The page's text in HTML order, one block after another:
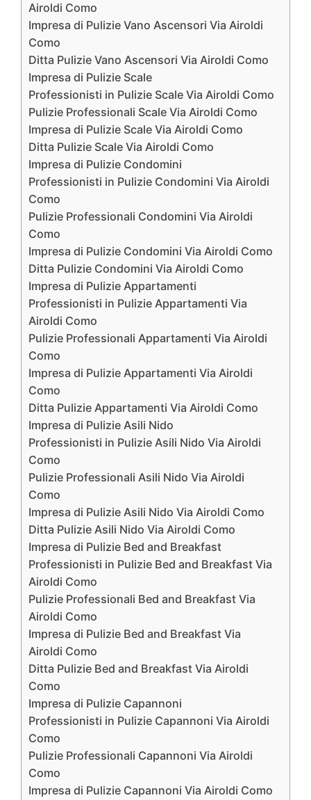
Airoldi Como
Impresa di Pulizie Vano Ascensori Via Airoldi
Como
Ditta Pulizie Vano Ascensori Via Airoldi Como
Impresa di Pulizie Scale
Professionisti in Pulizie Scale Via Airoldi Como
Pulizie Professionali Scale Via Airoldi Como
Impresa di Pulizie Scale Via Airoldi Como
Ditta Pulizie Scale Via Airoldi Como
Impresa di Pulizie Condomini
Professionisti in Pulizie Condomini Via Airoldi
Como
Pulizie Professionali Condomini Via Airoldi
Como
Impresa di Pulizie Condomini Via Airoldi Como
Ditta Pulizie Condomini Via Airoldi Como
Impresa di Pulizie Appartamenti
Professionisti in Pulizie Appartamenti Via
Airoldi Como
Pulizie Professionali Appartamenti Via Airoldi
Como
Impresa di Pulizie Appartamenti Via Airoldi
Como
Ditta Pulizie Appartamenti Via Airoldi Como
Impresa di Pulizie Asili Nido
Professionisti in Pulizie Asili Nido Via Airoldi
Como
Pulizie Professionali Asili Nido Via Airoldi
Como
Impresa di Pulizie Asili Nido Via Airoldi Como
Ditta Pulizie Asili Nido Via Airoldi Como
Impresa di Pulizie Bed and Breakfast
Professionisti in Pulizie Bed and Breakfast Via
Airoldi Como
Pulizie Professionali Bed and Breakfast Via
Airoldi Como
Impresa di Pulizie Bed and Breakfast Via
Airoldi Como
Ditta Pulizie Bed and Breakfast Via Airoldi
Como
Impresa di Pulizie Capannoni
Professionisti in Pulizie Capannoni Via Airoldi
Como
Pulizie Professionali Capannoni Via Airoldi
Como
Impresa di Pulizie Capannoni Via Airoldi Como